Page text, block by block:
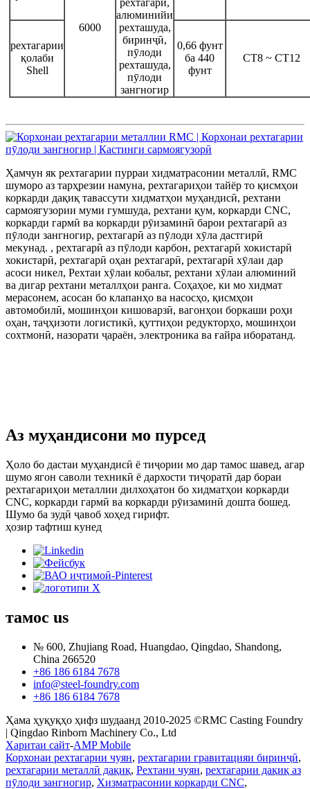
6000
рехтагарӣ,
алюминийи
рехташуда,
биринҷӣ,
пӯлоди
рехташуда,
пӯлоди
зангногир
рехтагарии
қолаби
Shell
0,66 фунт
ба 440
фунт
CT8 ~ CT12
Ҳамчун як рехтагарии пурраи хидматрасонии металлӣ, RMC
шуморо аз тарҳрезии намуна, рехтагариҳои тайёр то қисмҳои
коркарди дақиқ тавассути хидматҳои муҳандисӣ, рехтани
сармоягузории муми гумшуда, рехтани қум, коркарди CNC,
коркарди гармӣ ва коркарди рӯизаминӣ барои рехтагарӣ аз
пӯлоди зангногир, рехтагарӣ аз пӯлоди хӯла дастгирӣ
мекунад. , рехтагарӣ аз пӯлоди карбон, рехтагарӣ хокистарӣ
хокистарӣ, рехтагарӣ оҳан рехтагарӣ, рехтагарӣ хӯлаи дар
асоси никел, Рехтаи хӯлаи кобальт, рехтани хӯлаи алюминий
ва дигар рехтани металлҳои ранга. Соҳаҳое, ки мо хидмат
мерасонем, асосан бо клапанҳо ва насосҳо, қисмҳои
автомобилӣ, мошинҳои кишоварзӣ, вагонҳои боркаши роҳи
оҳан, таҷҳизоти логистикӣ, қуттиҳои редукторҳо, мошинҳои
сохтмонӣ, назорати ҷараён, электроника ва ғайра иборатанд.
Аз муҳандисони мо пурсед
Ҳоло бо дастаи муҳандисӣ ё тиҷории мо дар тамос шавед, агар
шумо ягон саволи техникӣ ё дархости тиҷоратӣ дар бораи
рехтагариҳои металлии дилхоҳатон бо хидматҳои коркарди
CNC, коркарди гармӣ ва коркарди рӯизаминӣ дошта бошед.
Шумо ба зудӣ ҷавоб хоҳед гирифт.
ҳозир тафтиш кунед
тамос us
№ 600, Zhujiang Road, Huangdao, Qingdao, Shandong,
China 266520
+86 186 6184 7678
info@steel-foundry.com
+86 186 6184 7678
Ҳама ҳуқуқҳо ҳифз шудаанд 2010-2025 ©RMC Casting Foundry
| Qingdao Rinborn Machinery Co., Ltd
Харитаи сайт-AMP Mobile
Корхонаи рехтагарии чуян, рехтагарии гравитацияи биринҷӣ,
рехтагарии металлӣ дақиқ, Рехтани чуян, рехтагарии дақиқ аз
пӯлоди зангногир, Хизматрасонии коркарди CNC,